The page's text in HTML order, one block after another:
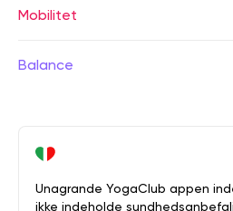
Mobilitet
Balance
Unagrande YogaClub appen
ikke indeholde